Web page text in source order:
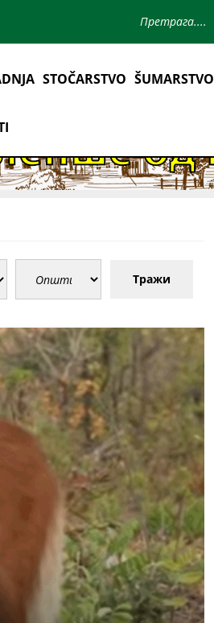
STOČARSTVO ŠUMARSTVO
Тражи